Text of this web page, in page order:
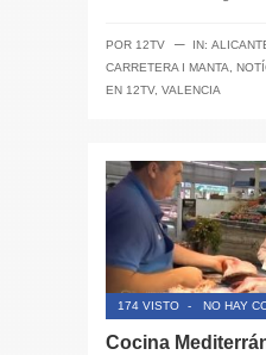
POR 12TV ─ IN:
CARRETERA I MANTA
EN 12TV, VALENCIA
174 VISTO - NO HAY
Cocina